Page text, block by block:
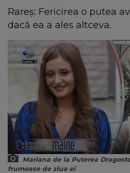
Rareș: Fericirea o putea
dacă ea a ales altceva.
Mariana de la Puterea
frumoase de ziua ei